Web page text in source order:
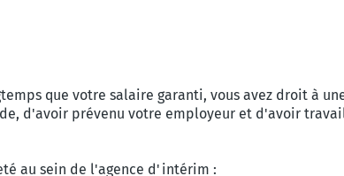
que votre salaire garanti, vous avez droit à
d'avoir prévenu votre employeur et d'avoir
au sein de l'agence d'intérim :